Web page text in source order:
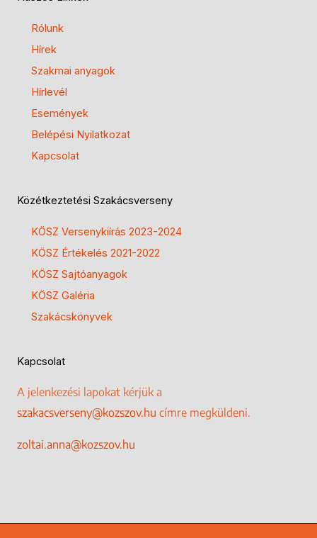
Rólunk
Hírek
Szakmai anyagok
Hírlevél
Események
Belépési Nyilatkozat
Kapcsolat
Közétkeztetési Szakácsverseny
KÖSZ Versenykiírás 2023-2024
KÖSZ Értékelés 2021-2022
KÖSZ Sajtóanyagok
KÖSZ Galéria
Szakácskönyvek
Kapcsolat
A jelenkezési lapokat kérjük a
szakacsverseny@kozszov.hu címre megküldeni.
zoltai.anna@kozszov.hu